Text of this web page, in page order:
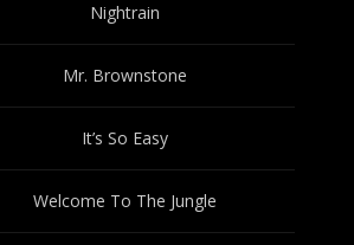
Nightrain
Mr. Brownstone
It’s So Easy
Welcome To The Jungle